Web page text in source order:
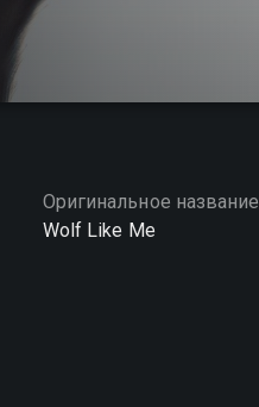
Оригинальное название
Wolf Like Me